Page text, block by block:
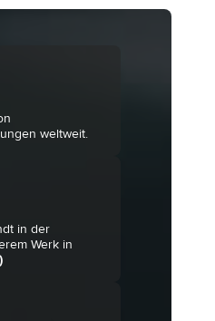
weltweit.
in der
Werk in